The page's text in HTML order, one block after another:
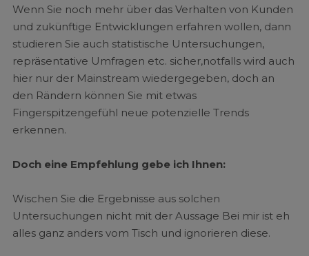
Wenn Sie noch mehr über das Verhalten von Kunden
und zukünftige Entwicklungen erfahren wollen, dann
studieren Sie auch statistische Untersuchungen,
repräsentative Umfragen etc. sicher,notfalls wird auch
hier nur der Mainstream wiedergegeben, doch an
den Rändern können Sie mit etwas
Fingerspitzengefühl neue potenzielle Trends
erkennen.
Doch eine Empfehlung gebe ich Ihnen:
Wischen Sie die Ergebnisse aus solchen
Untersuchungen nicht mit der Aussage Bei mir ist eh
alles ganz anders vom Tisch und ignorieren diese.